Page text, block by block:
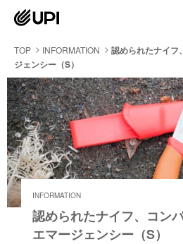
TOP INFORMATION
認められたナイフ
ジェンシー（S）
INFORMATION
認められたナイフ、コン
エマージェンシー（S）